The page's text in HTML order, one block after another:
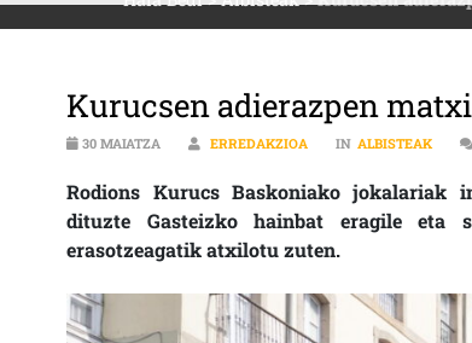
Kurucsen adierazpen
30 MAIATZA ERREDAKZIOA IN ALBISTEAK
Rodions Kurucs Baskoniako jokalariak
dituzte Gasteizko hainbat eragile eta
erasotzeagatik atxilotu zuten.